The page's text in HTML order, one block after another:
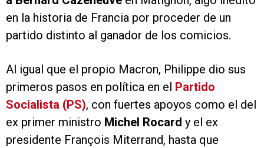
en la historia de Francia por proceder de un
partido distinto al ganador de los comicios.
Al igual que el propio Macron, Philippe dio sus
primeros pasos en política en el Partido
Socialista (PS), con fuertes apoyos como el del
ex primer ministro Michel Rocard y el ex
presidente François Miterrand, hasta que